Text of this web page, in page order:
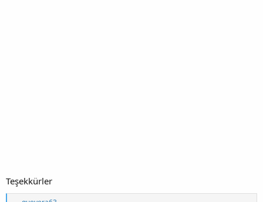
Teşekkürler